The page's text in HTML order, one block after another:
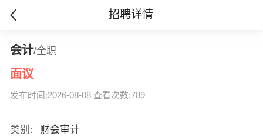
招聘详情
会计/全职
面议
发布时间:2026-08-08 查看次数:789
类别:
财会审计